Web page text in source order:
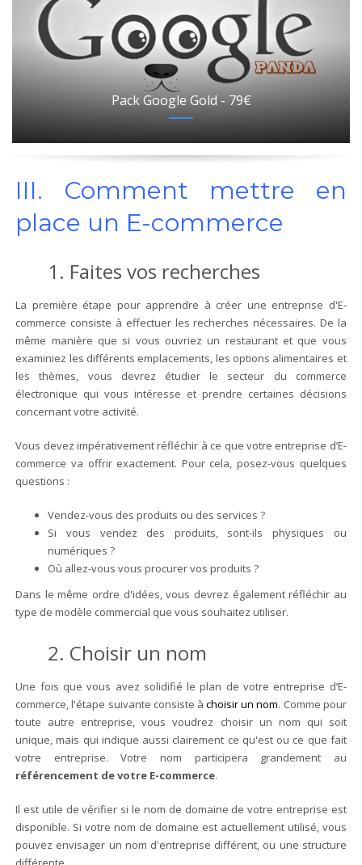
Pack Google Gold - 79€
III. Comment mettre en
place un E-commerce
1. Faites vos recherches
La première étape pour apprendre à créer une entreprise d'E-
commerce consiste à effectuer les recherches nécessaires. De la
même manière que si vous ouvriez un restaurant et que vous
examiniez les différents emplacements, les options alimentaires et
les thèmes, vous devrez étudier le secteur du commerce
électronique qui vous intéresse et prendre certaines décisions
concernant votre activité.
Vous devez impérativement réfléchir à ce que votre entreprise d’E-
commerce va offrir exactement. Pour cela, posez-vous quelques
questions :
Vendez-vous des produits ou des services ?
Si vous vendez des produits, sont-ils physiques ou
numériques ?
Où allez-vous vous procurer vos produits ?
Dans le même ordre d'idées, vous devrez également réfléchir au
type de modèle commercial que vous souhaitez utiliser.
2. Choisir un nom
Une fois que vous avez solidifié le plan de votre entreprise d’E-
commerce, l'étape suivante consiste àchoisir un nom. Comme pour
toute autre entreprise, vous voudrez choisir un nom qui soit
unique, mais qui indique aussi clairement ce qu'est ou ce que fait
votre entreprise. Votre nom participera grandement au
référencement de votre E-commerce.
Il est utile de vérifier si le nom de domaine de votre entreprise est
disponible. Si votre nom de domaine est actuellement utilisé, vous
pouvez envisager un nom d'entreprise différent, ou une structure